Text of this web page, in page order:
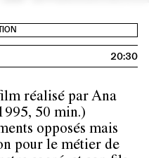
20:30
réalisé par Ana
50 min.)
opposés mais
pour le métier de